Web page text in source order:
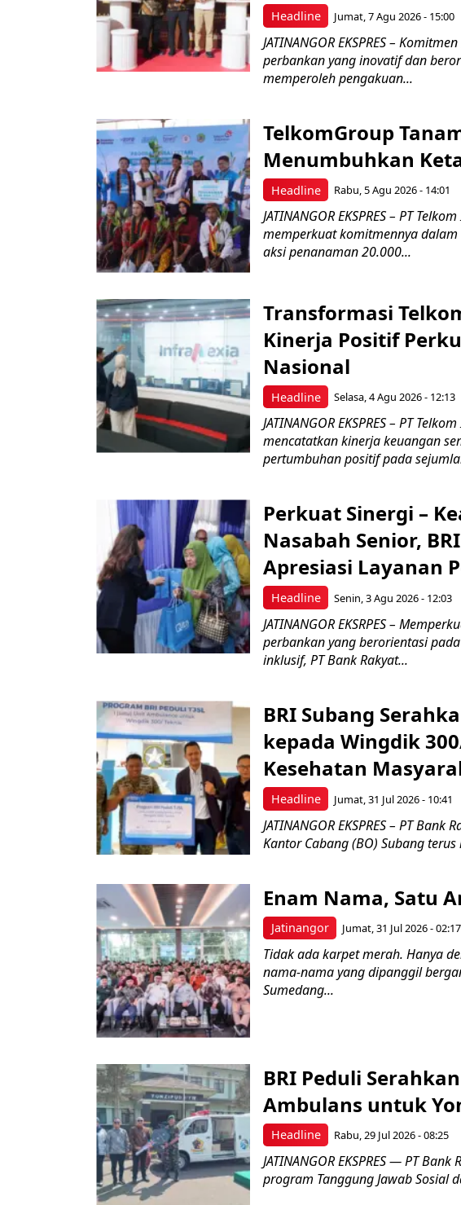
Headline Jumat, 7 Agu 2026 - 15:00
JATINANGOR EKSPRES –
perbankan yang inovatif dan
memperoleh pengakuan...
Headline
TelkomGroup
Menumbuhkan
Rabu, 5 Agu 2026 - 14:01
JATINANGOR EKSPRES – PT
memperkuat komitmennya
aksi penanaman 20.000...
Headline
Transformasi
Kinerja Positif
Nasional
Selasa, 4 Agu 2026 - 12:13
JATINANGOR EKSPRES – PT
mencatatkan kinerja keuangan
pertumbuhan positif pada
Headline
Perkuat Sinergi –
Nasabah Senior,
Apresiasi Layanan
Senin, 3 Agu 2026 - 12:03
JATINANGOR EKSRPES –
perbankan yang berorientasi
inklusif, PT Bank Rakyat...
Headline
BRI Subang
kepada Wingdik
Kesehatan
Jumat, 31 Jul 2026 - 10:41
JATINANGOR EKSPRES – PT
Kantor Cabang (BO) Subang
Jatinangor
Enam Nama, Satu
Jumat, 31 Jul 2026 - 02:17
Tidak ada karpet merah. Hanya
nama-nama yang dipanggil
Sumedang...
Headline
BRI Peduli
Ambulans untuk
Rabu, 29 Jul 2026 - 08:25
JATINANGOR EKSPRES — PT
program Tanggung Jawab Sosial